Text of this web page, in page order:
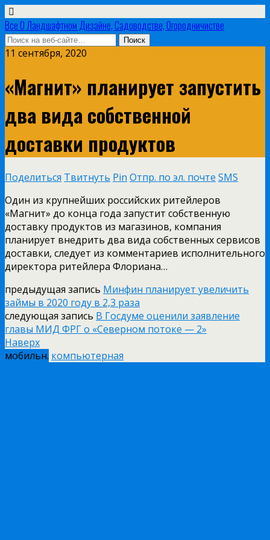
Все О Ландшафтном Дизайне, Садоводстве, Огородничистве
11 сентября, 2020
«Магнит» планирует запустить
два вида собственной
доставки продуктов
Поделиться Твитнуть Pin Отпр. по эл. почте SMS
Один из крупнейших российских ритейлеров
«Магнит» до конца года запустит собственную
доставку продуктов из магазинов, компания
планирует внедрить два вида собственных сервисов
доставки, следует из комментариев исполнительного
директора ритейлера Флориана…
предыдущая запись Минфин планирует увеличить
займы в 2020 году в 2,3 раза
следующая запись В Госдуме оценили заявление
главы МИД ФРГ о «Северном потоке — 2»
Наверх
мобильн. компьютерная